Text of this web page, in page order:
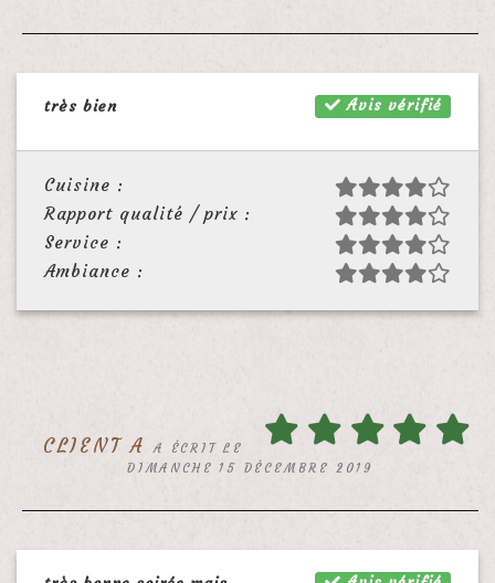
Avis vérifié
très bien
Cuisine :
Rapport qualité / prix :
Service :
Ambiance :
CLIENT A
A ÉCRIT LE
DIMANCHE 15 DÉCEMBRE 2019